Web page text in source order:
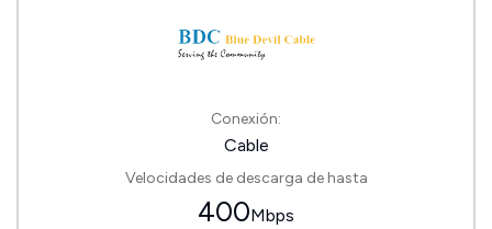
Conexión:
Cable
Velocidades de descarga de hasta
400Mbps